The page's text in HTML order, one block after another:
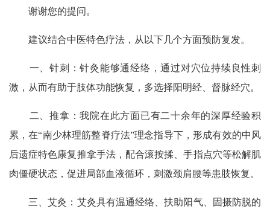
谢谢您的提问。
建议结合中医特色疗法，从以下几个方面预防复发。
一、针刺：针灸能够通经络，通过对穴位持续良性刺
激，从而有助于肢体功能恢复，多选择阳明经、督脉经穴。
二、推拿：我院在此方面已有二十余年的深厚经验积
累，在“南少林理筋整脊疗法”理念指导下，形成有效的中风
后遗症特色康复推拿手法，配合滚按揉、手指点穴等松解肌
肉僵硬状态，促进局部血液循环，刺激颈肩腰等患肢恢复。
三、艾灸：艾灸具有温通经络、扶助阳气、固摄防脱的